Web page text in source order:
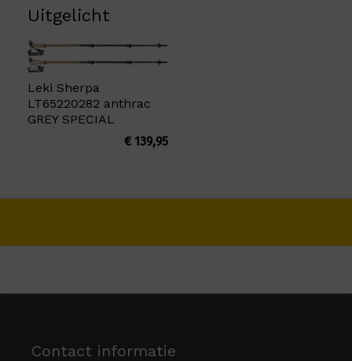
Uitgelicht
Leki Sherpa
LT65220282 anthrac
GREY SPECIAL
€139,95
Contact informatie